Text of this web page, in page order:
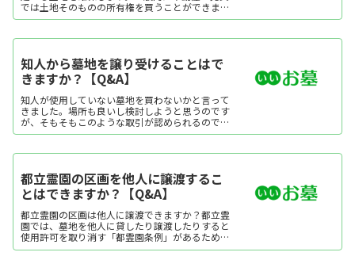
では土地そのものの所有権を買うことができます
が、お墓においてはあくまで墓地の所有者からそ
ます。また、お墓や仏壇などは、法律上「祭祀財
規則に従って承継されます。近年は核家族化など
によってお墓を受け継ぐ人が減少しているため、
墓地の使用権に関する親族間の揉め事も少なくあ
りません。ここでは、お墓の使用権の承継方法や
手数料など、使用権にまつわる基礎知識について
解説します。
知人から墓地を譲り受けることはで
きますか？【Q&A】
知人が使用していない墓地を買わないかと言って
きました。場所も良いし検討しようと思うのです
が、そもそもこのような取引が認められるのでし
ょうか。墓所の購入（永代使用権の取得）は、土
地として本人及び継承...
都立霊園の区画を他人に譲渡するこ
とはできますか？【Q&A】
都立霊園の区画は他人に譲渡できますか？都立霊
園では、墓地を他人に貸したり譲渡したりすると
使用許可を取り消す「都霊園条例」があるため、
区画は他人に譲渡できません。